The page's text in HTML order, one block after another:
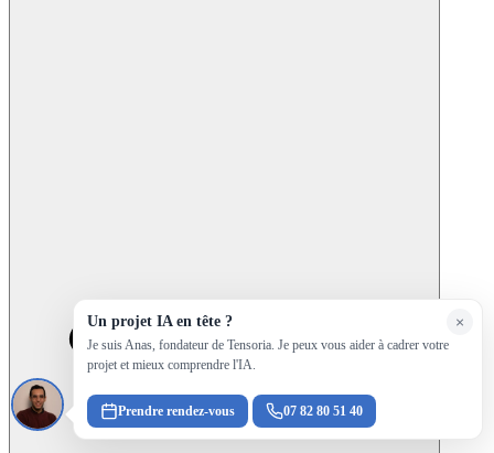
×
Un projet IA en tête ?
Je suis Anas, fondateur de Tensoria. Je peux vous aider à cadrer votre
projet et mieux comprendre l'IA.
Prendre rendez-vous 07 82 80 51 40